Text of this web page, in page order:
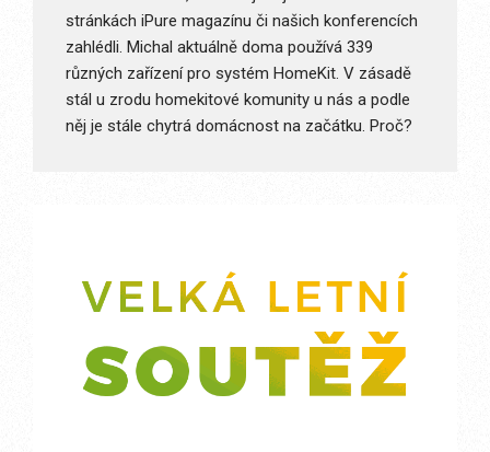
stránkách iPure magazínu či našich konferencích
zahlédli. Michal aktuálně doma používá 339
různých zařízení pro systém HomeKit. V zásadě
stál u zrodu homekitové komunity u nás a podle
něj je stále chytrá domácnost na začátku. Proč?